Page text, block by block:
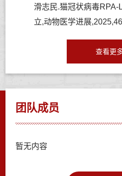
滑志民.猫冠状病毒
立,动物医学进展
查看更
团队成员
暂无内容